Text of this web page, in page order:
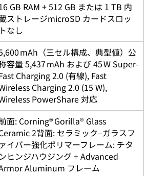
GB RAM + 512 GB または 1 TB 内
ストレージmicroSD カードスロッ
トなし
mAh（三セル構成、典型値）公
容量 5,437 mAh および 45 W Super-
Charging 2.0 (有線), Fast
Charging 2.0 (15 W),
PowerShare 対応
面: Corning® Gorilla® Glass
2背面: セラミック–ガラスフ
ァイバー強化ポリマーフレーム: チタ
ンヒンジハウジング + Advanced
Aluminum フレーム